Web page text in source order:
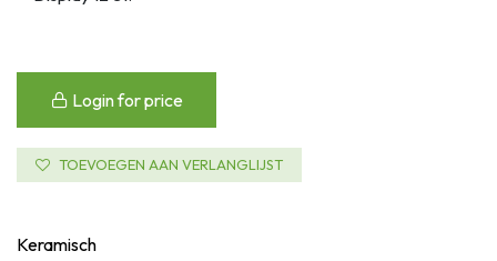
Login for price
TOEVOEGEN AAN VERLANGLIJST
Keramisch